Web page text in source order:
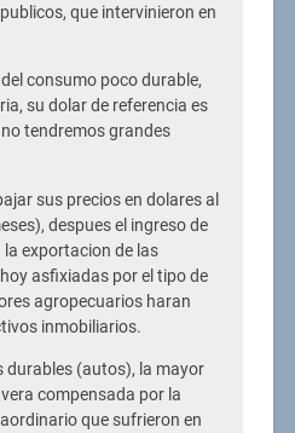
que intervinieron en
consumo poco durable,
su dolar de referencia es
tendremos grandes
sus precios en dolares al
despues el ingreso de
la exportacion de las
asfixiadas por el tipo de
agropecuarios haran
inmobiliarios.
durables (autos), la mayor
compensada por la
que sufrieron en